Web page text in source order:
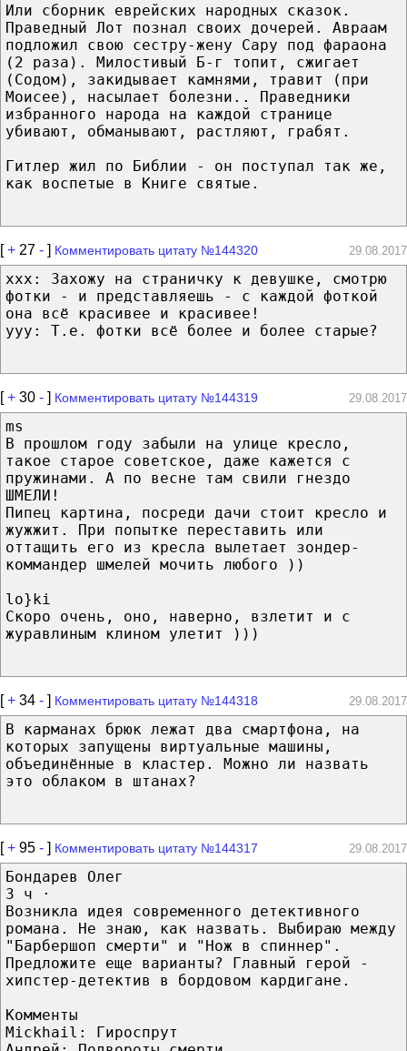
Или сборник еврейских народных сказок.
Праведный Лот познал своих дочерей. Авраам
подложил свою сестру-жену Сару под фараона
(2 раза). Милостивый Б-г топит, сжигает
(Содом), закидывает камнями, травит (при
Моисее), насылает болезни.. Праведники
избранного народа на каждой странице
убивают, обманывают, растляют, грабят.
Гитлер жил по Библии - он поступал так же,
как воспетые в Книге святые.
[+ 27 - ] Комментировать цитату №144320 29.08.2017
xxx: Захожу на страничку к девушке, смотрю
фотки - и представляешь - с каждой фоткой
она всё красивее и красивее!
yyy: Т.е. фотки всё более и более старые?
[+ 30 - ] Комментировать цитату №144319 29.08.2017
ms
В прошлом году забыли на улице кресло,
такое старое советское, даже кажется с
пружинами. А по весне там свили гнездо
ШМЕЛИ!
Пипец картина, посреди дачи стоит кресло и
жужжит. При попытке переставить или
оттащить его из кресла вылетает зондер-
коммандер шмелей мочить любого ))
lo}ki
Скоро очень, оно, наверно, взлетит и с
журавлиным клином улетит )))
[+ 34 - ] Комментировать цитату №144318 29.08.2017
В карманах брюк лежат два смартфона, на
которых запущены виртуальные машины,
объединённые в кластер. Можно ли назвать
это облаком в штанах?
[+ 95 - ] Комментировать цитату №144317 29.08.2017
Бондарев Олег
3 ч ·
Возникла идея современного детективного
романа. Не знаю, как назвать. Выбираю между
"Барбершоп смерти" и "Нож в спиннер".
Предложите еще варианты? Главный герой -
хипстер-детектив в бордовом кардигане.
Комменты
Mickhail: Гироспрут